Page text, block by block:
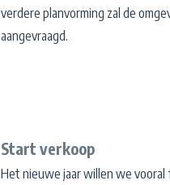
verdere planvorming zal de
aangevraagd.
Start verkoop
Het nieuwe jaar willen we